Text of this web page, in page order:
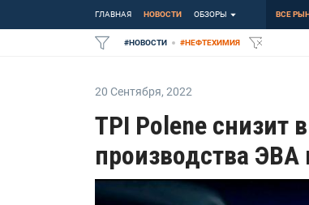
ГЛАВНАЯ НОВОСТИ ОБЗОРЫ ВСЕ
#НОВОСТИ #НЕФТЕХИМИЯ
20 Сентября, 2022
TPI Polene снизит
производства ЭВА